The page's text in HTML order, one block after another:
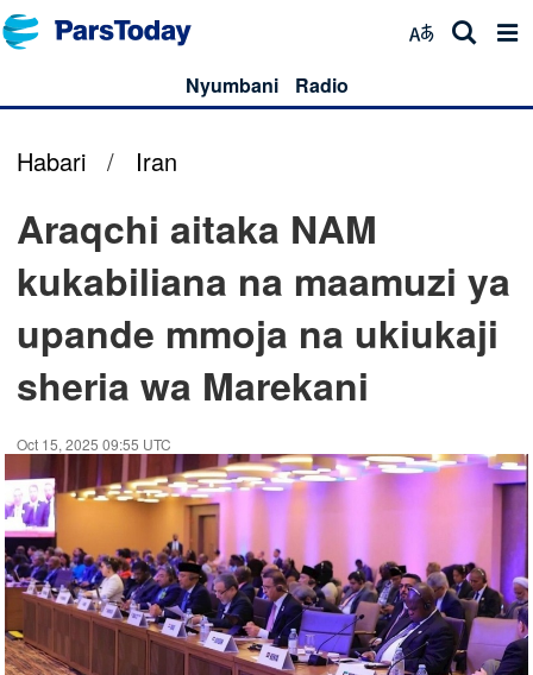
Nyumbani Radio
Habari / Iran
Araqchi aitaka NAM
kukabiliana na maamuzi ya
upande mmoja na ukiukaji
sheria wa Marekani
Oct 15, 2025 09:55 UTC